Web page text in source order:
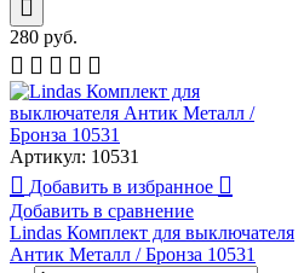
280 руб.
Артикул: 10531
Добавить в избранное
Добавить в сравнение
Lindas Комплект для выключателя
Антик Металл / Бронза 10531